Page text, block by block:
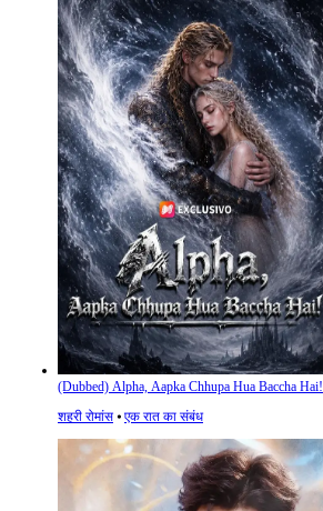
(Dubbed) Alpha, Aapka Chhupa Hua Baccha Hai!
शहरी रोमांस ⦁ एक रात का संबंध